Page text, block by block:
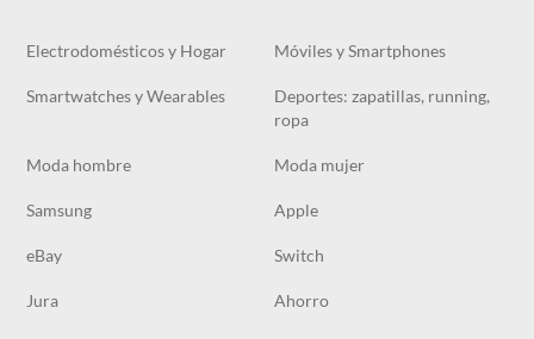
Electrodomésticos y Hogar Móviles y Smartphones
Smartwatches y Wearables
Deportes: zapatillas, running,
ropa
Moda hombre Moda mujer
Samsung Apple
eBay Switch
Jura Ahorro